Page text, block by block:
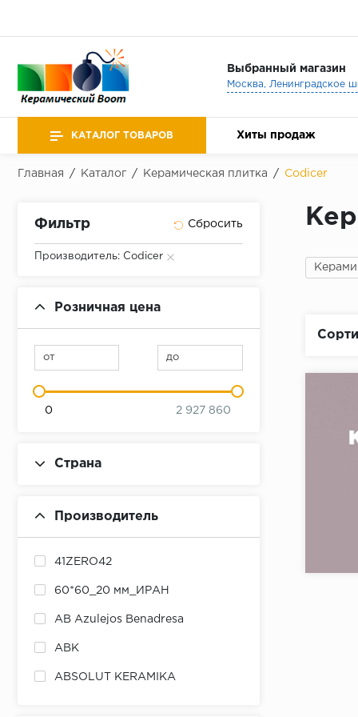
Выбранный магазин
КАТАЛОГ ТОВАРОВ Хиты продаж
Главная / Каталог / Керамическая плитка / Codicer
Фильтр
Производитель: Codicer
Розничная цена
от до
0 2 927 860
Страна
Производитель
41ZERO42
60*60_20 мм_ИРАН
AB Azulejos Benadresa
ABK
ABSOLUT KERAMIKA